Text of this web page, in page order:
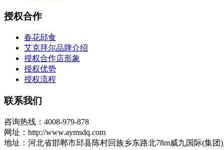
授权合作
春花邱食
艾克拜尔品牌介绍
授权合作店形象
授权优势
授权流程
联系我们
咨询热线：4008-979-878
网址：http://www.aymsdq.com
地址：河北省邯郸市邱县陈村回族乡东路北78m威九国际(集团